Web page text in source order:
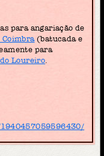
para angariação de
Coimbra(batucada e
para
Loureiro.